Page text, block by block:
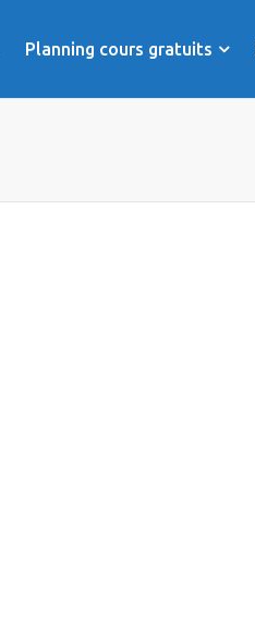
Planning cours gratuits